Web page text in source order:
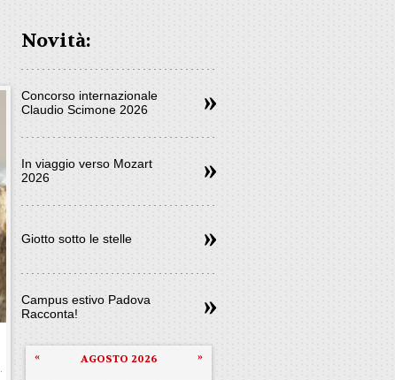
Novità:
Concorso internazionale
Claudio Scimone 2026
In viaggio verso Mozart
2026
Giotto sotto le stelle
Campus estivo Padova
Racconta!
AGOSTO 2026
« »